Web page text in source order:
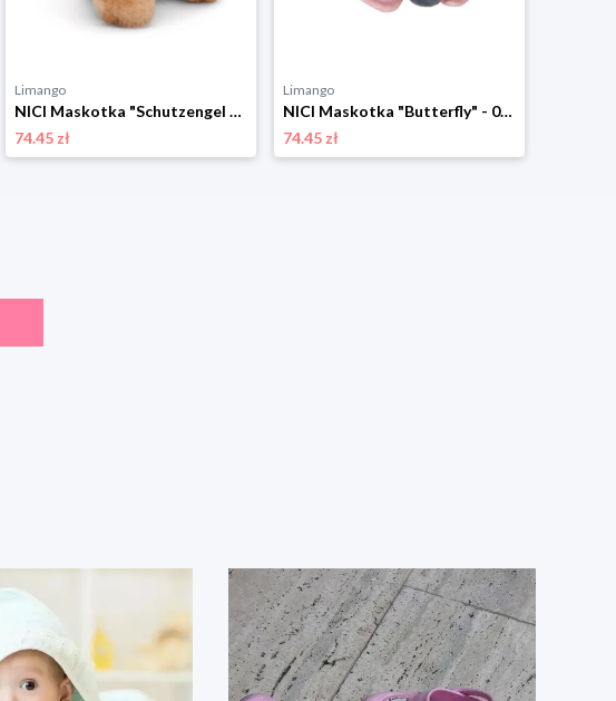
Limango
NICI Maskotka "Schutzengel Bear" - 0+ rozmiar: onesize
74.45 zł
Limango
NICI Maskotka "Butterfly" - 0+ rozmiar: onesize
74.45 zł